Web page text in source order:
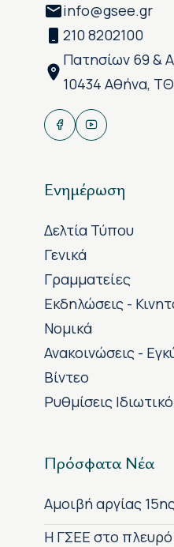
info@gsee.gr
210 8202100
Πατησίων 69 &
10434 Αθήνα,
Ενημέρωση
Δελτία Τύπου
Γενικά
Γραμματείες
Εκδηλώσεις -
Νομικά
Ανακοινώσεις -
Βίντεο
Ρυθμίσεις
Πρόσφατα Νέα
Αμοιβή αργίας
H ΓΣΕΕ στο